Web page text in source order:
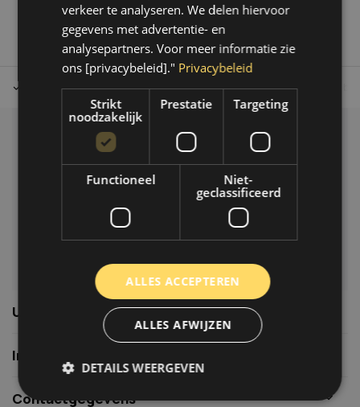
Tot 30 dagen retour sturen. Op werkdagen voor 14.00 uur
Klantenservice
info@autoklusser.nl
Usefull links
Informatie
Contactgegevens
verkeer te analyseren. We delen hiervoor
gegevens met advertentie- en
analysepartners. Voor meer informatie zie
ons [privacybeleid]." Privacybeleid
Strikt
noodzakelijk
Prestatie Targeting
Functioneel
Niet-
geclassificeerd
ALLES ACCEPTEREN
ALLES AFWIJZEN
DETAILS WEERGEVEN